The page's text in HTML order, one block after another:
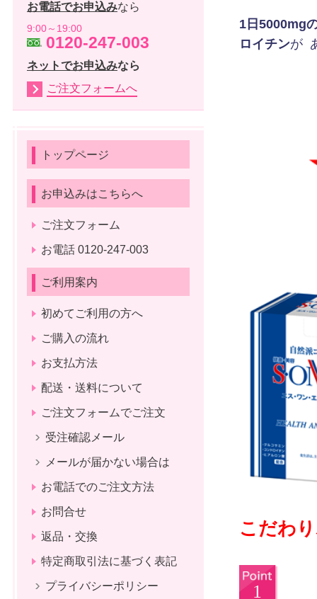
1日5000mg
ロイチンが
こだわ
お電話でお申込みなら
9:00～19:00
0120-247-003
ネットでお申込みなら
ご注文フォームへ
トップページ
お申込みはこちらへ
ご注文フォーム
お電話 0120-247-003
ご利用案内
初めてご利用の方へ
ご購入の流れ
お支払方法
配送・送料について
ご注文フォームでご注文
受注確認メール
メールが届かない場合は
お電話でのご注文方法
お問合せ
返品・交換
特定商取引法に基づく表記
プライバシーポリシー